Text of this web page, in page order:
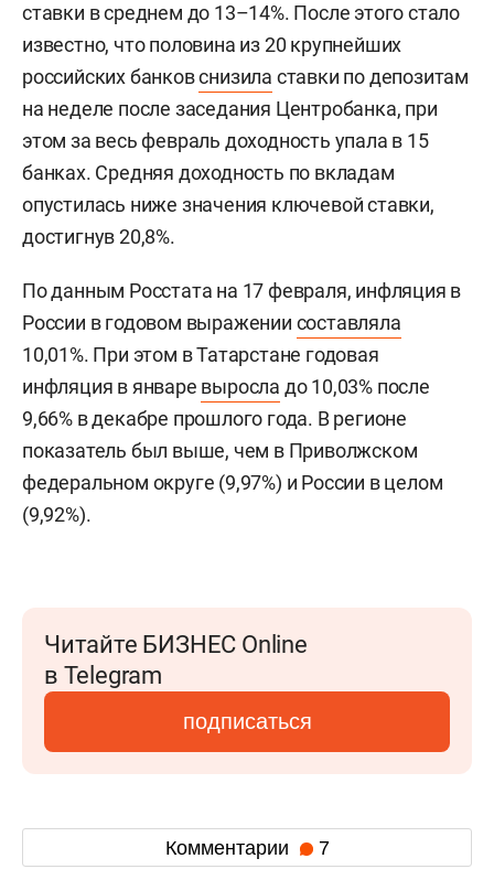
ставки в среднем до 13–14%. После этого стало
известно, что половина из 20 крупнейших
российских банковснизила ставки по депозитам
на неделе после заседания Центробанка, при
этом за весь февраль доходность упала в 15
банках. Средняя доходность по вкладам
опустилась ниже значения ключевой ставки,
достигнув 20,8%.
По данным Росстата на 17 февраля, инфляция в
России в годовом выражении составляла
10,01%. При этом в Татарстане годовая
инфляция в январе выросла до 10,03% после
9,66% в декабре прошлого года. В регионе
показатель был выше, чем в Приволжском
федеральном округе (9,97%) и России в целом
(9,92%).
Читайте БИЗНЕС Online
в Telegram
подписаться
Комментарии 7